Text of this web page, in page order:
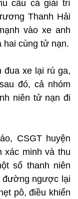
câu cá giải trí
Thanh Hải
vào xe anh
hai cùng tử nạn.
đua xe lại rú ga,
đó, cả nhóm
niên tử nạn đi
CSGT huyện
xác minh và thu
số thanh niên
đường ngược lại
pô, điều khiển